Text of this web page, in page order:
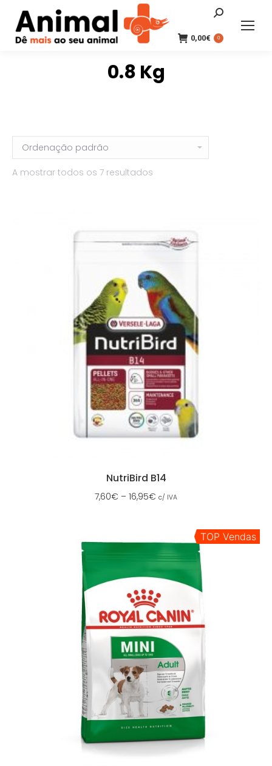
Search:
0,00€ 0
0.8 Kg
A mostrar todos os 7 resultados
NutriBird B14
7,60€ – 16,95€ c/ IVA
TOP Vendas